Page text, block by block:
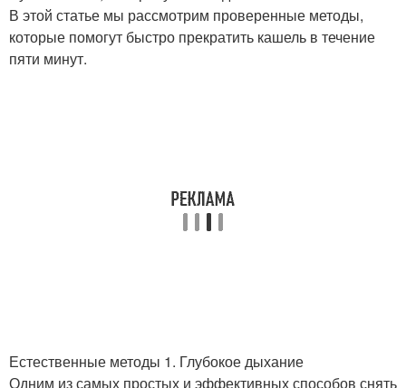
В этой статье мы рассмотрим проверенные методы,
которые помогут быстро прекратить кашель в течение
пяти минут.
Естественные методы 1. Глубокое дыхание
Одним из самых простых и эффективных способов снять